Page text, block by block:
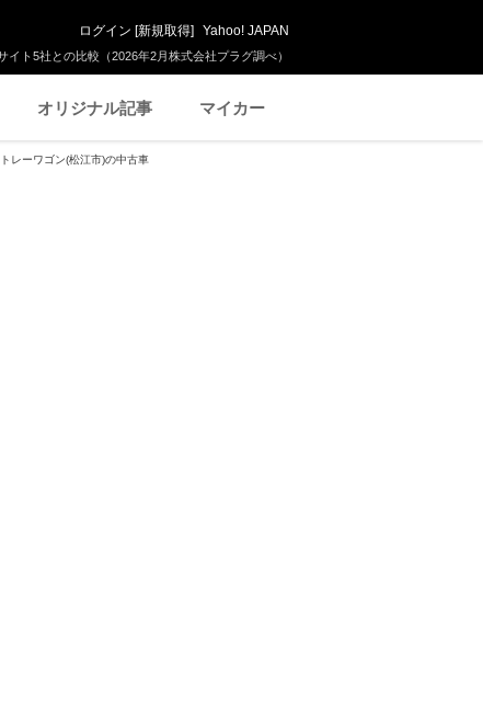
ト5社との比較（2026年2月株式会社プラグ調べ）
ログイン [新規取得] Yahoo! JAPAN
オリジナル記事 マイカー
レーワゴン(松江市)の中古車